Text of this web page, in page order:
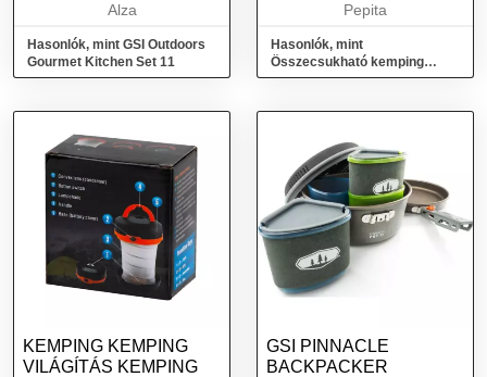
Alza
Hasonlók, mint GSI Outdoors
Gourmet Kitchen Set 11
Pepita
Hasonlók, mint
Összecsukható kemping
konyha - barna
KEMPING KEMPING
VILÁGÍTÁS KEMPING
GSI PINNACLE
BACKPACKER